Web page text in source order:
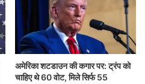
अमेरिका शटडाउन की कगार पर: ट्रंप को
चाहिए थे 60 वोट, मिले सिर्फ 55